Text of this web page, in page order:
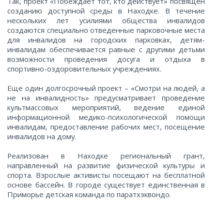
созданию доступной среды в Находке. В течение
нескольких лет усилиями общества инвалидов
создаются специально отведенные парковочные места
для инвалидов на городских парковках, детям-
инвалидам обеспечивается равные с другими детьми
возможности проведения досуга и отдыха в
спортивно-оздоровительных учреждениях.
Еще один долгосрочный проект – «Смотри на людей, а
не на инвалидность» предусматривает проведение
культмассовых мероприятий, ведение единой
информационной медико-психологической помощи
инвалидам, предоставление рабочих мест, посещение
инвалидов на дому.
Реализован в Находке региональный грант,
направленный на развитие физической культуры и
спорта. Взрослые активисты посещают на бесплатной
основе бассейн. В городе существует единственная в
Приморье детская команда по паратхэквондо.
200 500
1000 2000 5000